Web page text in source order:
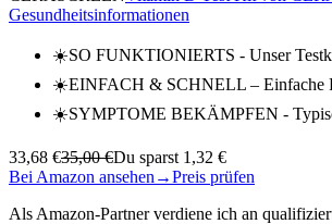
Gesundheitsinformationen
☀️SO FUNKTIONIERTS - Unser
☀️EINFACH & SCHNELL – Einfache
☀️SYMPTOME BEKÄMPFEN -
33,68 €35,00 €Du sparst 1,32 €
Bei Amazon ansehen →Preis prüfen
Als Amazon-Partner verdiene ich an